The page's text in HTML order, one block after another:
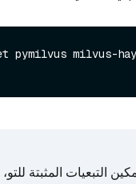
milvus-